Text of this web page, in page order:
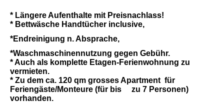
* Längere Aufenthalte mit Preisnachlass!
* Bettwäsche Handtücher inclusive,
*Endreinigung n. Absprache,
*Waschmaschinennutzung gegen Gebühr.
* Auch als komplette Etagen-Ferienwohnung zu
vermieten.
* Zu dem ca. 120 qm grosses Apartment für
Feriengäste/Monteure (für bis zu 7 Personen)
vorhanden.